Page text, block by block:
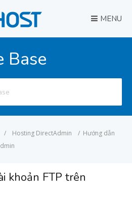
MENU
Base
/ Hosting DirectAdmin / Hướng dẫn
khoản FTP trên